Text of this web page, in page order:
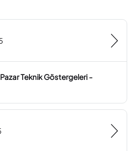
Pazar Teknik Göstergeleri -